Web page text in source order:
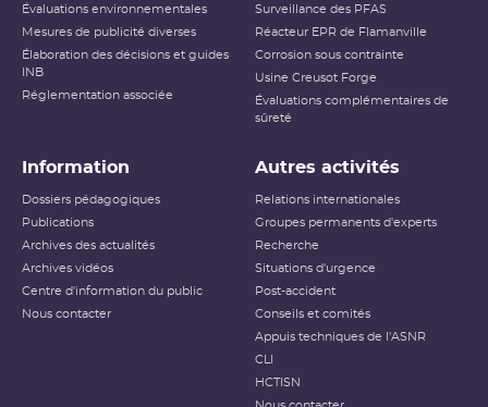
Évaluations environnementales
Mesures de publicité diverses
Élaboration des décisions et guides
INB
Réglementation associée
Surveillance des PFAS
Réacteur EPR de Flamanville
Corrosion sous contrainte
Usine Creusot Forge
Évaluations complémentaires de
sûreté
Information
Dossiers pédagogiques
Publications
Archives des actualités
Archives vidéos
Centre d'information du public
Nous contacter
Autres activités
Relations internationales
Groupes permanents d'experts
Recherche
Situations d'urgence
Post-accident
Conseils et comités
Appuis techniques de l'ASNR
CLI
HCTISN